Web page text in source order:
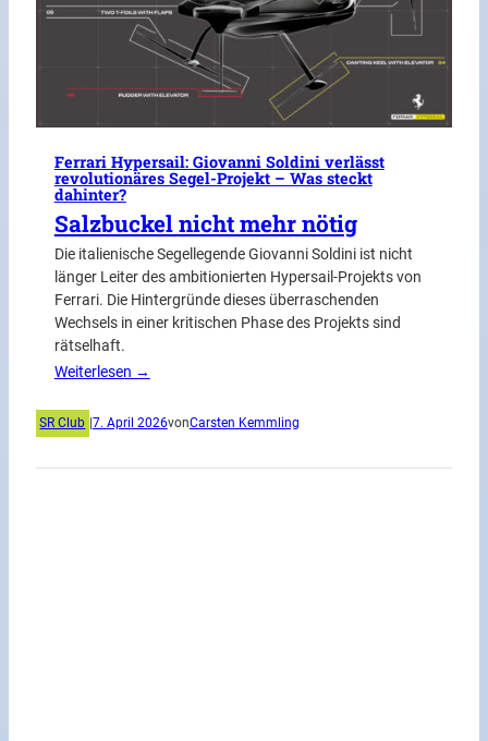
Ferrari Hypersail: Giovanni Soldini verlässt
revolutionäres Segel-Projekt – Was steckt
dahinter?
Salzbuckel nicht mehr nötig
Die italienische Segellegende Giovanni Soldini ist nicht
länger Leiter des ambitionierten Hypersail-Projekts von
Ferrari. Die Hintergründe dieses überraschenden
Wechsels in einer kritischen Phase des Projekts sind
rätselhaft.
Weiterlesen →
SR Club 7. April 2026vonCarsten Kemmling